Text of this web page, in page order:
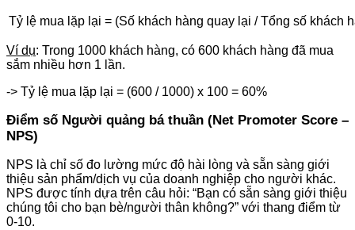
Tỷ lệ mua lặp lại = (Số khách hàng quay lại / Tổng số khách
Ví dụ: Trong 1000 khách hàng, có 600 khách hàng đã mua
sắm nhiều hơn 1 lần.
-> Tỷ lệ mua lặp lại = (600 / 1000) x 100 = 60%
Điểm số Người quảng bá thuần (Net Promoter Score –
NPS)
NPS là chỉ số đo lường mức độ hài lòng và sẵn sàng giới
thiệu sản phẩm/dịch vụ của doanh nghiệp cho người khác.
NPS được tính dựa trên câu hỏi: “Bạn có sẵn sàng giới thiệu
chúng tôi cho bạn bè/người thân không?” với thang điểm từ
0-10.